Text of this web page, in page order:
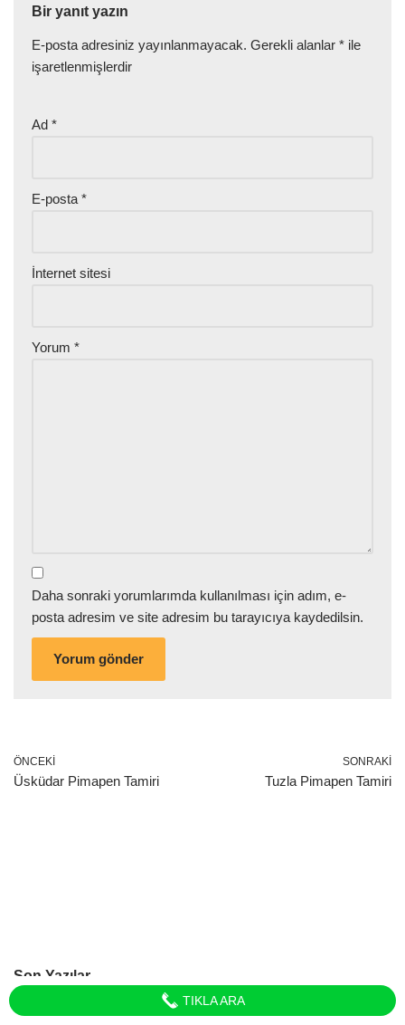
Bir yanıt yazın
E-posta adresiniz yayınlanmayacak. Gerekli alanlar * ile
işaretlenmişlerdir
Ad *
E-posta *
İnternet sitesi
Yorum *
Daha sonraki yorumlarımda kullanılması için adım, e-
posta adresim ve site adresim bu tarayıcıya kaydedilsin.
ÖNCEKI
Üsküdar Pimapen Tamiri
SONRAKI
Tuzla Pimapen Tamiri
Son Yazılar
TIKLA ARA